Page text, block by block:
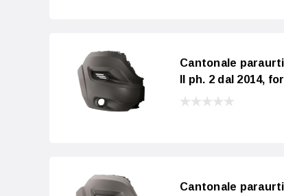
Cantonale
II ph. 2 dal 2014,
Cantonale